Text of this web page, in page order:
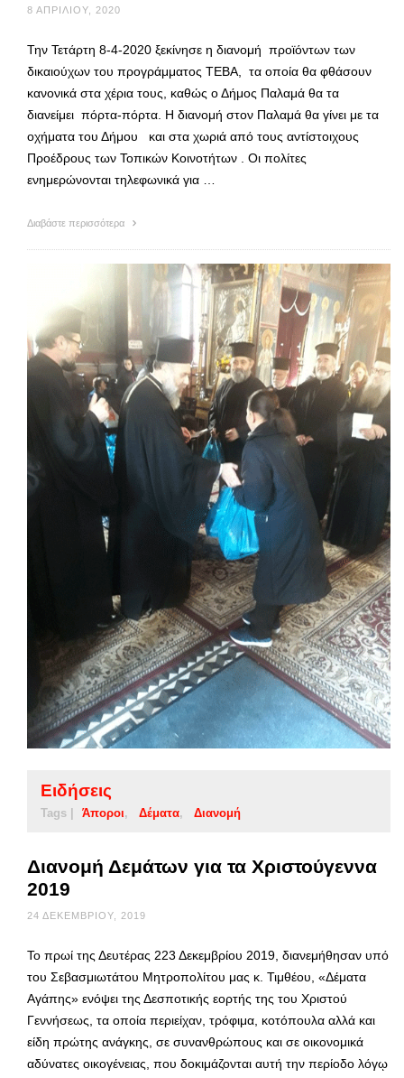
8 ΑΠΡΙΛΊΟΥ, 2020
Την Τετάρτη 8-4-2020 ξεκίνησε η διανομή προϊόντων των
δικαιούχων του προγράμματος ΤΕΒΑ, τα οποία θα φθάσουν
κανονικά στα χέρια τους, καθώς ο Δήμος Παλαμά θα τα
διανείμει πόρτα-πόρτα. Η διανομή στον Παλαμά θα γίνει με τα
οχήματα του Δήμου και στα χωριά από τους αντίστοιχους
Προέδρους των Τοπικών Κοινοτήτων . Οι πολίτες
ενημερώνονται τηλεφωνικά για …
Διαβάστε περισσότερα
Ειδήσεις
Tags | Άποροι Δέματα Διανομή
Διανομή Δεμάτων για τα Χριστούγεννα
2019
24 ΔΕΚΕΜΒΡΊΟΥ, 2019
Το πρωί της Δευτέρας 223 Δεκεμβρίου 2019, διανεμήθησαν υπό
του Σεβασμιωτάτου Μητροπολίτου μας κ. Τιμθέου, «Δέματα
Αγάπης» ενόψει της Δεσποτικής εορτής της του Χριστού
Γεννήσεως, τα οποία περιείχαν, τρόφιμα, κοτόπουλα αλλά και
είδη πρώτης ανάγκης, σε συνανθρώπους και σε οικονομικά
αδύνατες οικογένειας, που δοκιμάζονται αυτή την περίοδο λόγῳ